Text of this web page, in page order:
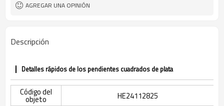
AGREGAR UNA OPINIÓN
Descripción
Detalles rápidos de los pendientes cuadrados de plata
Código del
objeto
HE24112825